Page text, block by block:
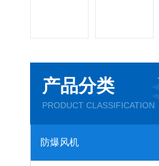
产品分类
PRODUCT CLASSIFICATION
防爆风机